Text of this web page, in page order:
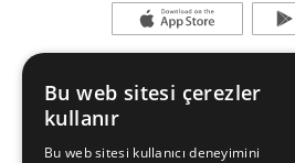
Bu web sitesi çerezler
kullanır
Bu web sitesi kullanıcı deneyimini